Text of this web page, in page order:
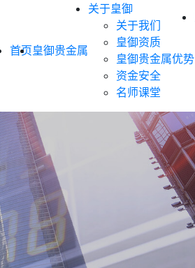
首页皇御贵金属
关于皇御
关于我们
皇御资质
皇御贵金属优势
资金安全
名师课堂